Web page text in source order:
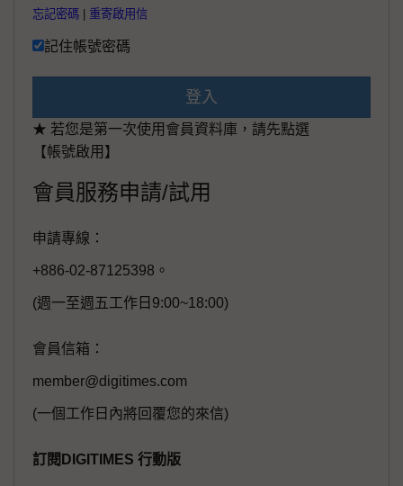
忘記密碼 重寄啟用信
記住帳號密碼
登入
★ 若您是第一次使用會員資料庫，請先點選
【帳號啟用】
會員服務申請/試用
申請專線：
+886-02-87125398。
(週一至週五工作日9:00~18:00)
會員信箱：
member@digitimes.com
(一個工作日內將回覆您的來信)
訂閱DIGITIMES 行動版